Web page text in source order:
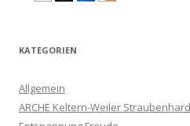
KATEGORIEN
Allgemein
ARCHE Keltern-Weiler